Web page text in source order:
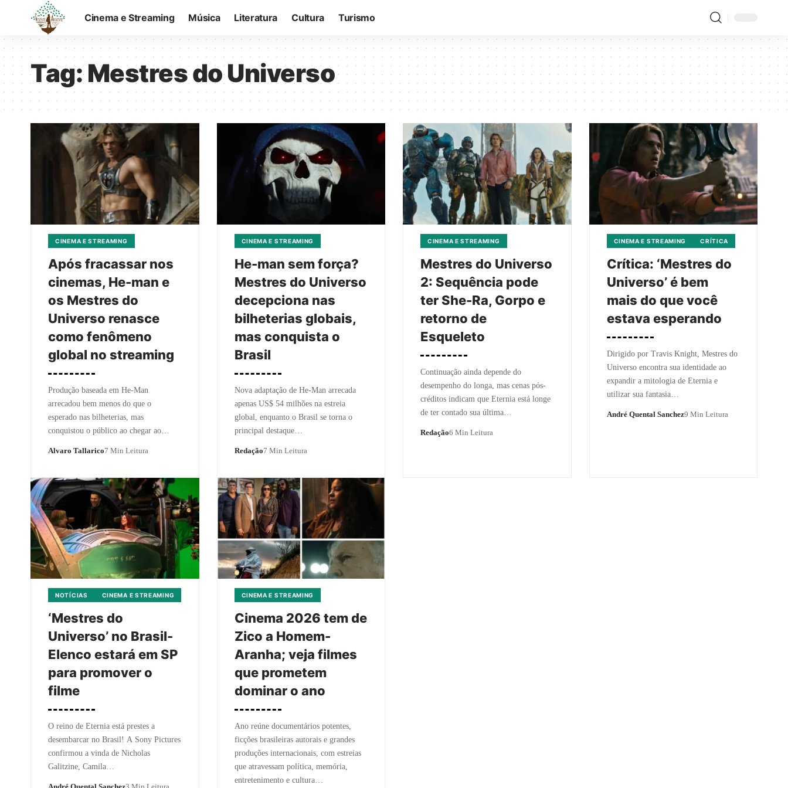
Cinema e Streaming Música Literatura Cultura Turismo
Tag:Mestres do Universo
CINEMA E STREAMING
Após fracassar nos
cinemas, He-man e
os Mestres do
Universo renasce
como fenômeno
global no streaming
Produção baseada em He-Man
arrecadou bem menos do que o
esperado nas bilheterias, mas
conquistou o público ao chegar ao…
Alvaro Tallarico7 Min Leitura
CINEMA E STREAMING
He-man sem força?
Mestres do Universo
decepciona nas
bilheterias globais,
mas conquista o
Brasil
Nova adaptação de He-Man arrecada
apenas US$ 54 milhões na estreia
global, enquanto o Brasil se torna o
principal destaque…
Redação7 Min Leitura
CINEMA E STREAMING
Mestres do Universo
2: Sequência pode
ter She-Ra, Gorpo e
retorno de
Esqueleto
Continuação ainda depende do
desempenho do longa, mas cenas pós-
créditos indicam que Eternia está longe
de ter contado sua última…
Redação6 Min Leitura
CINEMA E STREAMING CRÍTICA
Crítica: ‘Mestres do
Universo’ é bem
mais do que você
estava esperando
Dirigido por Travis Knight, Mestres do
Universo encontra sua identidade ao
expandir a mitologia de Eternia e
utilizar sua fantasia…
André Quental Sanchez9 Min Leitura
NOTÍCIAS CINEMA E STREAMING
‘Mestres do
Universo’ no Brasil-
Elenco estará em SP
para promover o
filme
O reino de Eternia está prestes a
desembarcar no Brasil! A Sony Pictures
confirmou a vinda de Nicholas
Galitzine, Camila…
CINEMA E STREAMING
Cinema 2026 tem de
Zico a Homem-
Aranha; veja filmes
que prometem
dominar o ano
Ano reúne documentários potentes,
ficções brasileiras autorais e grandes
produções internacionais, com estreias
que atravessam política, memória,
entretenimento e cultura…